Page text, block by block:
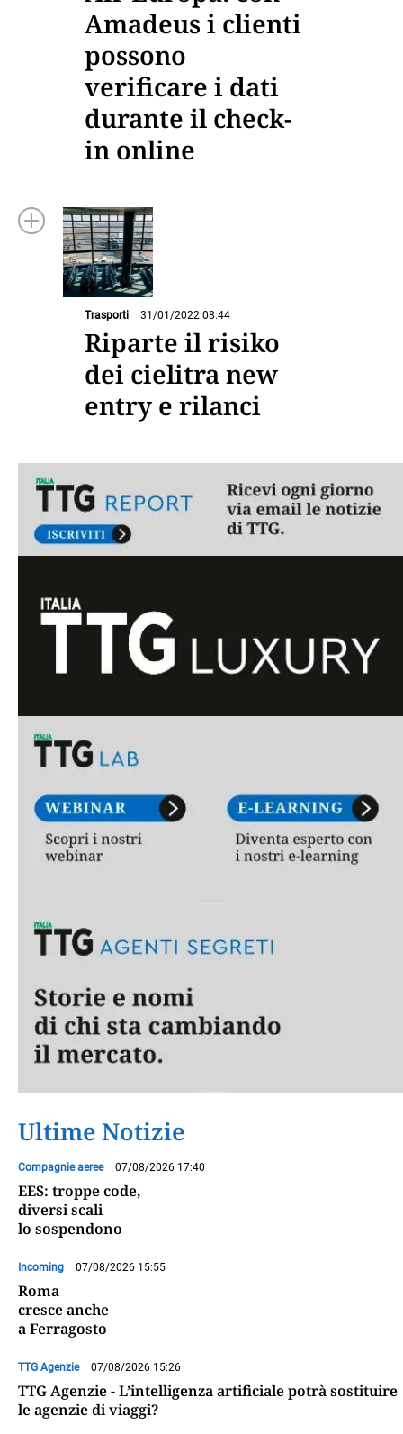
Amadeus i clienti
possono
verificare i dati
durante il check-
in online
Trasporti 31/01/2022 08:44
Riparte il risiko
dei cielitra new
entry e rilanci
Ultime Notizie
Compagnie aeree 07/08/2026 17:40
EES: troppe code,
diversi scali
lo sospendono
Incoming 07/08/2026 15:55
Roma
cresce anche
a Ferragosto
TTG Agenzie 07/08/2026 15:26
TTG Agenzie - L’intelligenza artificiale potrà sostituire
le agenzie di viaggi?